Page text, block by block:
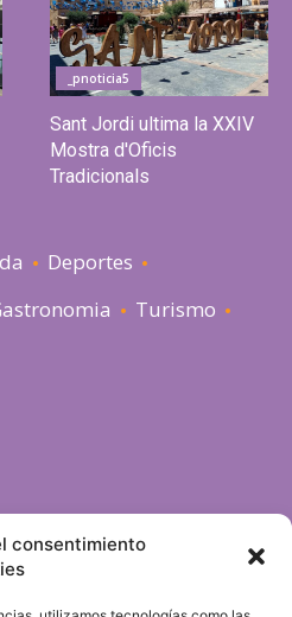
consentimiento
_pnoticia5
Sant Jordi ultima la XXIV
Mostra d'Oficis
Tradicionals
Deportes
Turismo